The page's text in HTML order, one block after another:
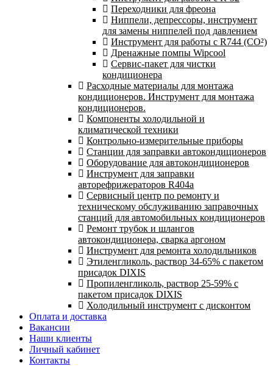
Переходники для фреона
Ниппели, депрессоры, инструмент
для замены ниппелей под давлением
Инструмент для работы с R744 (CO²)
Дренажные помпы Wipcool
Сервис-пакет для чистки
кондиционера
Расходные материалы для монтажа
кондиционеров. Инструмент для монтажа
кондиционеров.
Компоненты холодильной и
климатической техники
Контрольно-измерительные приборы
Станции для заправки автокондиционеров
Оборудование для автокондиционеров
Инструмент для заправки
авторефрижераторов R404a
Сервисный центр по ремонту и
техническому обслуживанию заправочных
станций для автомобильных кондиционеров
Ремонт трубок и шлангов
автокондиционера, сварка аргоном
Инструмент для ремонта холодильников
Этиленгликоль, раствор 34-65% с пакетом
присадок DIXIS
Пропиленгликоль, раствор 25-59% с
пакетом присадок DIXIS
Холодильный инструмент с дисконтом
Оплата и доставка
Вакансии
Наши клиенты
Личный кабинет
Контакты